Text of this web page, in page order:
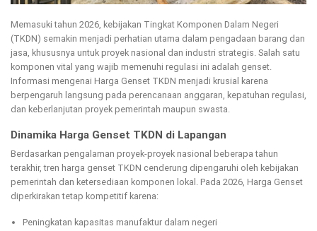
Memasuki tahun 2026, kebijakan Tingkat Komponen Dalam Negeri
(TKDN) semakin menjadi perhatian utama dalam pengadaan barang dan
jasa, khususnya untuk proyek nasional dan industri strategis. Salah satu
komponen vital yang wajib memenuhi regulasi ini adalah genset.
Informasi mengenai Harga Genset TKDN menjadi krusial karena
berpengaruh langsung pada perencanaan anggaran, kepatuhan regulasi,
dan keberlanjutan proyek pemerintah maupun swasta.
Dinamika Harga Genset TKDN di Lapangan
Berdasarkan pengalaman proyek-proyek nasional beberapa tahun
terakhir, tren harga genset TKDN cenderung dipengaruhi oleh kebijakan
pemerintah dan ketersediaan komponen lokal. Pada 2026, Harga Genset
diperkirakan tetap kompetitif karena:
Peningkatan kapasitas manufaktur dalam negeri